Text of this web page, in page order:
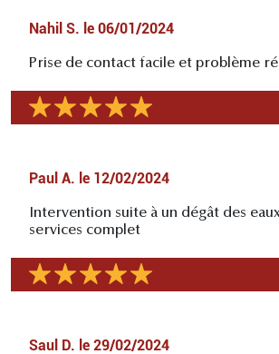
Nahil S. le 06/01/2024
Prise de contact facile et problème
Paul A. le 12/02/2024
Intervention suite à un dégât des
services complet
Saul D. le 29/02/2024